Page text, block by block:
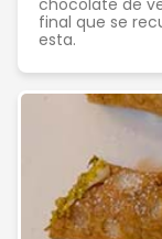
chocolate de
final que se
esta.